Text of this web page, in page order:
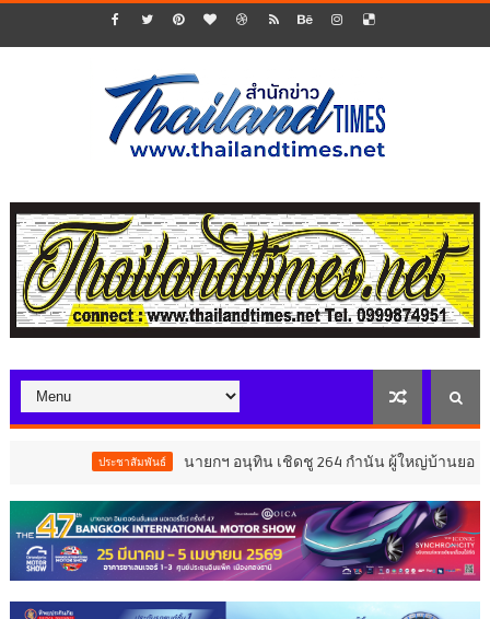
นายกฯ อนุทิน เชิดชู 264 กำนัน ผู้ใหญ่บ้านยอดเยี่ยม มอบแห